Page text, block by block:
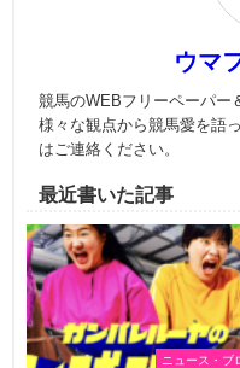
ウマ
競馬のWEBフリーペーパー
様々な観点から競馬愛を語
はご連絡ください。
最近書いた記事
ニュース・ブ